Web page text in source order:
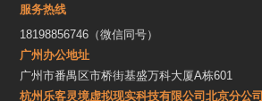
服务热线
18198856746（微信同号）
广州办公地址
广州市番禺区市桥街基盛万科大厦A栋601
杭州乐客灵境虚拟现实科技有限公司北京分公司